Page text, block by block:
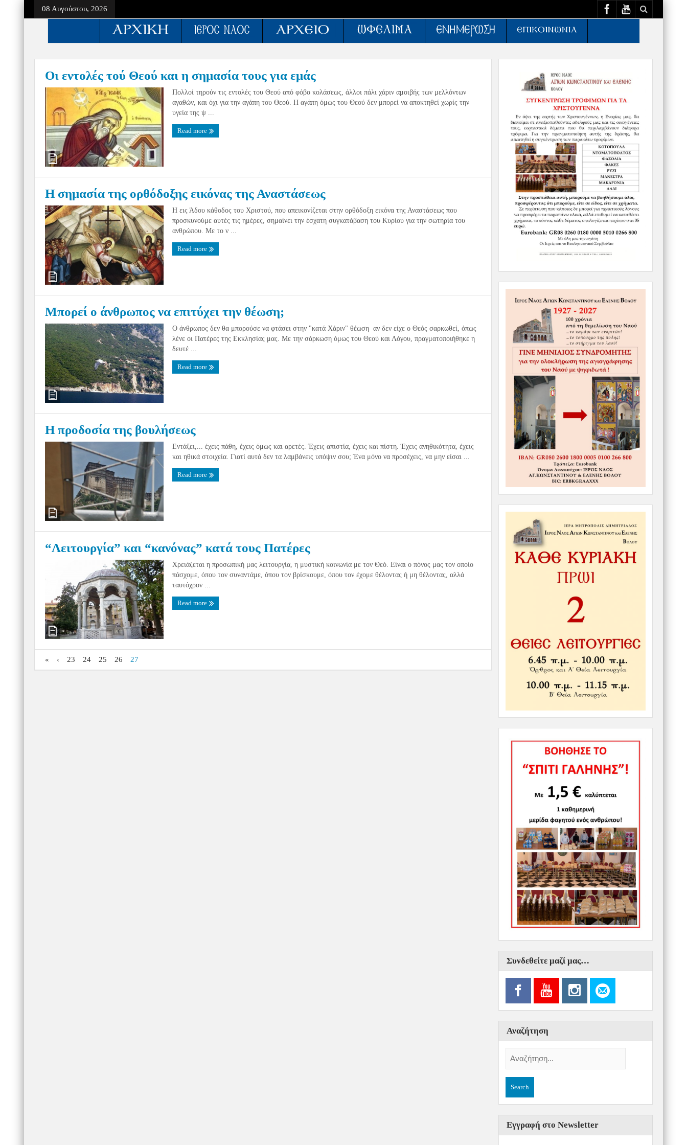
08 Αυγούστου, 2026
Οι εντολές τού Θεού και η σημασία τους για εμάς
Πολλοί τηρούν τις εντολές του Θεού από φόβο κολάσεως, άλλοι πάλι χάριν αμοιβής των μελλόντων
αγαθών, και όχι για την αγάπη του Θεού. Η αγάπη όμως του Θεού δεν μπορεί να αποκτηθεί χωρίς την
υγεία της ψ ...
Read more
Η σημασία της ορθόδοξης εικόνας της Αναστάσεως
Η εις Άδου κάθοδος του Χριστού, που απεικονίζεται στην ορθόδοξη εικόνα της Αναστάσεως που
προσκυνούμε αυτές τις ημέρες, σημαίνει την έσχατη συγκατάβαση του Κυρίου για την σωτηρία του
ανθρώπου. Με το ν ...
Read more
Μπορεί ο άνθρωπος να επιτύχει την θέωση;
Ο άνθρωπος δεν θα μπορούσε να φτάσει στην "κατά Χάριν" θέωση αν δεν είχε ο Θεός σαρκωθεί, όπως
λένε οι Πατέρες της Εκκλησίας μας. Με την σάρκωση όμως του Θεού και Λόγου, πραγματοποιήθηκε η
δευτέ ...
Read more
Η προδοσία της βουλήσεως
Εντάξει,... έχεις πάθη, έχεις όμως και αρετές. Έχεις απιστία, έχεις και πίστη. Έχεις ανηθικότητα, έχεις
και ηθικά στοιχεία. Γιατί αυτά δεν τα λαμβάνεις υπόψιν σου; Ένα μόνο να προσέχεις, να μην είσαι ...
Read more
“Λειτουργία” και “κανόνας” κατά τους Πατέρες
Χρειάζεται η προσωπική μας λειτουργία, η μυστική κοινωνία με τον Θεό. Eίναι ο πόνος μας τον οποίο
πάσχομε, όπου τον συναντάμε, όπου τον βρίσκουμε, όπου τον έχομε θέλοντας ή μη θέλοντας, αλλά
ταυτόχρον ...
Read more
« ‹ 23 24 25 26 27
Συνδεθείτε μαζί μας…
Αναζήτηση
Εγγραφή στο Newsletter